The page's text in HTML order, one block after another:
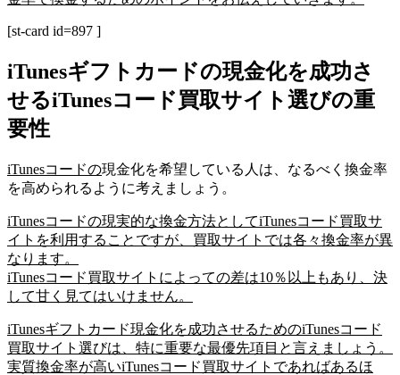
[st-card id=897 ]
iTunesギフトカードの現金化を成功さ
せるiTunesコード買取サイト選びの重
要性
iTunesコードの現金化を希望している人は、なるべく換金率
を高められるように考えましょう。
iTunesコードの現実的な換金方法としてiTunesコード買取サ
イトを利用することですが、買取サイトでは各々換金率が異
なります。
iTunesコード買取サイトによっての差は10％以上もあり、決
して甘く見てはいけません。
iTunesギフトカード現金化を成功させるためのiTunesコード
買取サイト選びは、特に重要な最優先項目と言えましょう。
実質換金率が高いiTunesコード買取サイトであればあるほ